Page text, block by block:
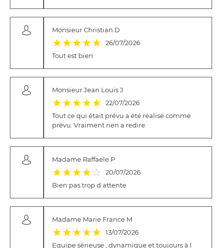
Monsieur Christian D
(*)
★ (*)
★ (*)
★ (*)
★ (*)
★
26/07/2026
Tout est bien
Monsieur Jean Louis J
(*)
★ (*)
★ (*)
★ (*)
★ (*)
★
22/07/2026
Tout ce qui était prévu a été réalisé comme
prévu. Vraiment rien a redire
Madame Raffaele P
(*)
★ (*)
★ (*)
★ (*)
★ ( )
☆
20/07/2026
Bien pas trop d attente
Madame Marie France M
(*)
★ (*)
★ (*)
★ (*)
★ (*)
★
13/07/2026
Equipe sérieuse , dynamique et toujours à l